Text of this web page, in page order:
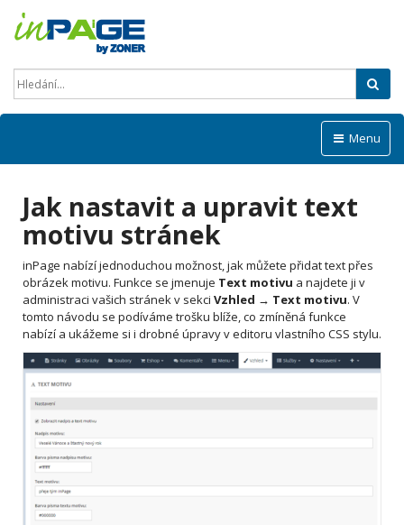
Menu
Jak nastavit a upravit text
motivu stránek
inPage nabízí jednoduchou možnost, jak můžete přidat text přes
obrázek motivu. Funkce se jmenuje Text motivu a najdete ji v
administraci vašich stránek v sekci Vzhled → Text motivu. V
tomto návodu se podíváme trošku blíže, co zmíněná funkce
nabízí a ukážeme si i drobné úpravy v editoru vlastního CSS stylu.